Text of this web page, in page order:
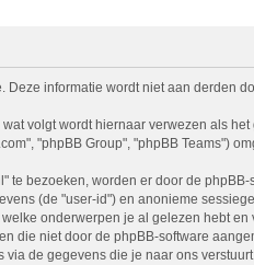
Deze informatie wordt niet aan derden
volgt wordt hiernaar verwezen als
"phpBB Group", "phpBB Teams")
te bezoeken, worden er door de
(de "user-id") en anonieme
onderwerpen je al gelezen hebt
die niet door de phpBB-software
de gegevens die je naar ons